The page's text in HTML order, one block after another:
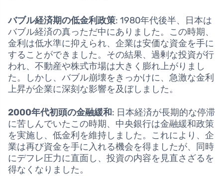
バブル経済期の低金利政策: 1980年代後半、日本は
バブル経済の真っただ中にありました。この時期、
金利は低水準に抑えられ、企業は安価な資金を手に
することができました。その結果、過剰な投資が行
われ、不動産や株式市場は大きく膨れ上がりまし
た。しかし、バブル崩壊をきっかけに、急激な金利
上昇が企業に深刻な影響を及ぼしました。
2000年代初頭の金融緩和: 日本経済が長期的な停滞
に苦しんでいたこの時期、中央銀行は金融緩和政策
を実施し、低金利を維持しました。これにより、企
業は再び資金を手に入れる機会を得ましたが、同時
にデフレ圧力に直面し、投資の内容を見直さざるを
得なくなりました。